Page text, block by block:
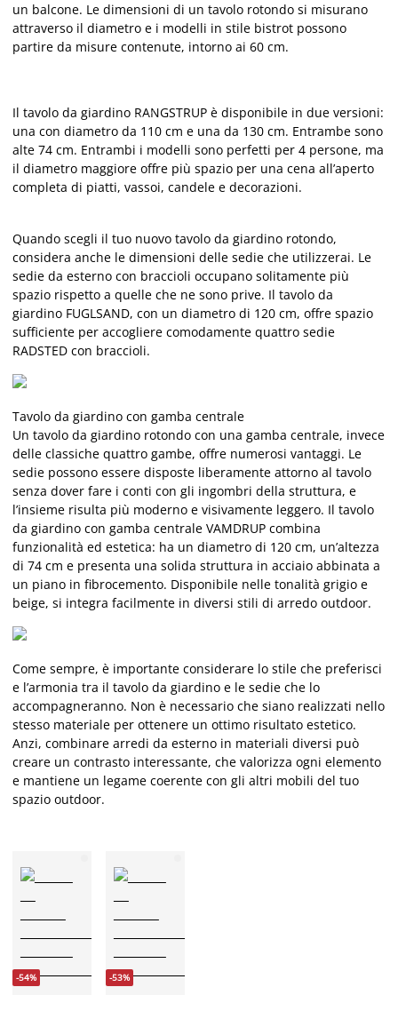
un balcone. Le dimensioni di un tavolo rotondo si misurano
attraverso il diametro e i modelli in stile bistrot possono
partire da misure contenute, intorno ai 60 cm.
Il tavolo da giardino RANGSTRUP è disponibile in due versioni:
una con diametro da 110 cm e una da 130 cm. Entrambe sono
alte 74 cm. Entrambi i modelli sono perfetti per 4 persone, ma
il diametro maggiore offre più spazio per una cena all’aperto
completa di piatti, vassoi, candele e decorazioni.
Quando scegli il tuo nuovo tavolo da giardino rotondo,
considera anche le dimensioni delle sedie che utilizzerai. Le
sedie da esterno con braccioli occupano solitamente più
spazio rispetto a quelle che ne sono prive. Il tavolo da
giardino FUGLSAND, con un diametro di 120 cm, offre spazio
sufficiente per accogliere comodamente quattro sedie
RADSTED con braccioli.
Tavolo da giardino con gamba centrale
Un tavolo da giardino rotondo con una gamba centrale, invece
delle classiche quattro gambe, offre numerosi vantaggi. Le
sedie possono essere disposte liberamente attorno al tavolo
senza dover fare i conti con gli ingombri della struttura, e
l’insieme risulta più moderno e visivamente leggero. Il tavolo
da giardino con gamba centrale VAMDRUP combina
funzionalità ed estetica: ha un diametro di 120 cm, un’altezza
di 74 cm e presenta una solida struttura in acciaio abbinata a
un piano in fibrocemento. Disponibile nelle tonalità grigio e
beige, si integra facilmente in diversi stili di arredo outdoor.
Come sempre, è importante considerare lo stile che preferisci
e l’armonia tra il tavolo da giardino e le sedie che lo
accompagneranno. Non è necessario che siano realizzati nello
stesso materiale per ottenere un ottimo risultato estetico.
Anzi, combinare arredi da esterno in materiali diversi può
creare un contrasto interessante, che valorizza ogni elemento
e mantiene un legame coerente con gli altri mobili del tuo
spazio outdoor.
-54% -53%